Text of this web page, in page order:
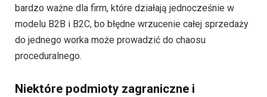
bardzo ważne dla firm, które działają jednocześnie w
modelu B2B i B2C, bo błędne wrzucenie całej sprzedaży
do jednego worka może prowadzić do chaosu
proceduralnego.
Niektóre podmioty zagraniczne i